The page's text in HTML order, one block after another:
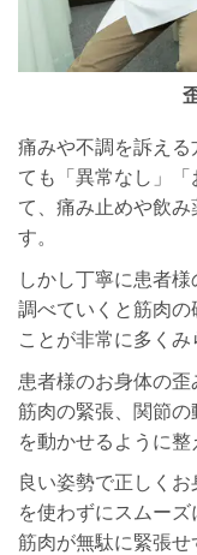
痛みや不調を訴え
ても「異常なし」
て、痛み止めや飲
す。
しかし丁寧に患者
調べていくと筋肉
ことが非常に多くみ
患者様のお身体の
筋肉の緊張、関節
を動かせるように整
良い姿勢で正しく
を使わずにスムー
筋肉が無駄に緊張せ